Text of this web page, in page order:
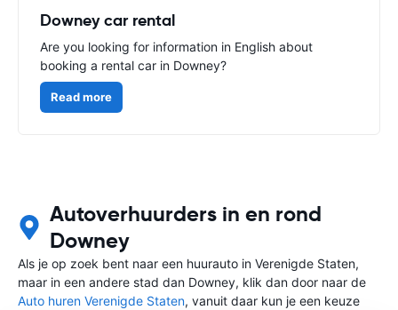
Downey car rental
Are you looking for information in English about
booking a rental car in Downey?
Read more
Autoverhuurders in en rond
Downey
Als je op zoek bent naar een huurauto in Verenigde Staten,
maar in een andere stad dan Downey, klik dan door naar de
Auto huren Verenigde Staten, vanuit daar kun je een keuze